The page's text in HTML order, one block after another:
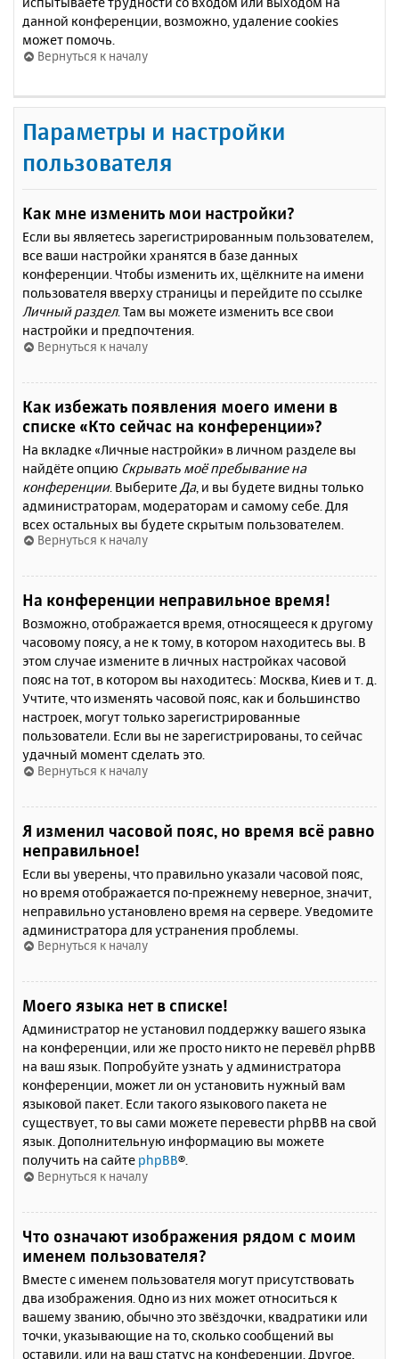
данной конференции, возможно, удаление cookies
может помочь.
Вернуться к началу
Параметры и настройки
пользователя
Как мне изменить мои настройки?
Если вы являетесь зарегистрированным пользователем,
все ваши настройки хранятся в базе данных
конференции. Чтобы изменить их, щёлкните на имени
пользователя вверху страницы и перейдите по ссылке
Личный раздел. Там вы можете изменить все свои
настройки и предпочтения.
Вернуться к началу
Как избежать появления моего имени в
списке «Кто сейчас на конференции»?
На вкладке «Личные настройки» в личном разделе вы
найдёте опцию Скрывать моё пребывание на
конференции. Выберите Да, и вы будете видны только
администраторам, модераторам и самому себе. Для
всех остальных вы будете скрытым пользователем.
Вернуться к началу
На конференции неправильное время!
Возможно, отображается время, относящееся к другому
часовому поясу, а не к тому, в котором находитесь вы. В
этом случае измените в личных настройках часовой
пояс на тот, в котором вы находитесь: Москва, Киев и т. д.
Учтите, что изменять часовой пояс, как и большинство
настроек, могут только зарегистрированные
пользователи. Если вы не зарегистрированы, то сейчас
удачный момент сделать это.
Вернуться к началу
Я изменил часовой пояс, но время всё равно
неправильное!
Если вы уверены, что правильно указали часовой пояс,
но время отображается по-прежнему неверное, значит,
неправильно установлено время на сервере. Уведомите
администратора для устранения проблемы.
Вернуться к началу
Моего языка нет в списке!
Администратор не установил поддержку вашего языка
на конференции, или же просто никто не перевёл phpBB
на ваш язык. Попробуйте узнать у администратора
конференции, может ли он установить нужный вам
языковой пакет. Если такого языкового пакета не
существует, то вы сами можете перевести phpBB на свой
язык. Дополнительную информацию вы можете
получить на сайте phpBB®.
Вернуться к началу
Что означают изображения рядом с моим
именем пользователя?
Вместе с именем пользователя могут присутствовать
два изображения. Одно из них может относиться к
вашему званию, обычно это звёздочки, квадратики или
точки, указывающие на то, сколько сообщений вы
оставили, или на ваш статус на конференции. Другое,